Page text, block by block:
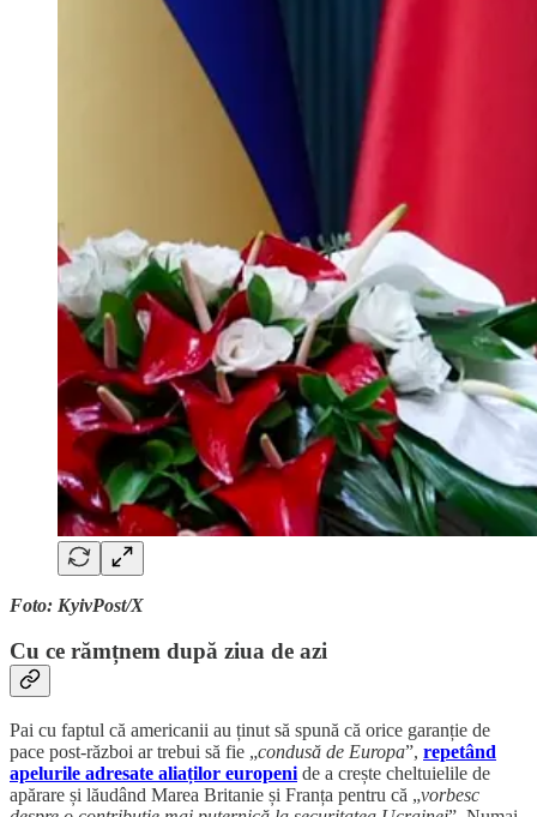
Foto: KyivPost/X
Cu ce rămțnem după ziua de azi
Pai cu faptul că americanii au ținut să spună că orice garanție de
pace post-război ar trebui să fie „condusă de Europa”, repetând
apelurile adresate aliaților europeni de a crește cheltuielile de
apărare și lăudând Marea Britanie și Franța pentru că „vorbesc